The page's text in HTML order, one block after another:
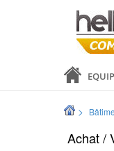
>
Achat /